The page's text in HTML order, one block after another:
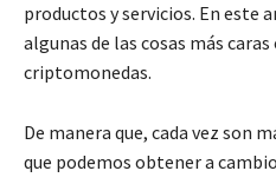
productos y servicios. En este
algunas de las cosas más
criptomonedas.
De manera que, cada vez son
que podemos obtener a